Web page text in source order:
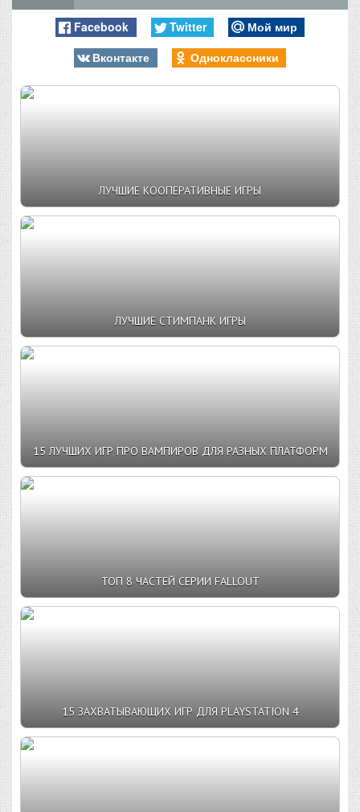
Facebook Twitter
Мой мир
Вконтакте
Одноклассники
ЛУЧШИЕ КООПЕРАТИВНЫЕ ИГРЫ
ЛУЧШИЕ СТИМПАНК ИГРЫ
15 ЛУЧШИХ ИГР ПРО ВАМПИРОВ ДЛЯ РАЗНЫХ ПЛАТФОРМ
ТОП 8 ЧАСТЕЙ СЕРИИ FALLOUT
15 ЗАХВАТЫВАЮЩИХ ИГР ДЛЯ PLAYSTATION 4